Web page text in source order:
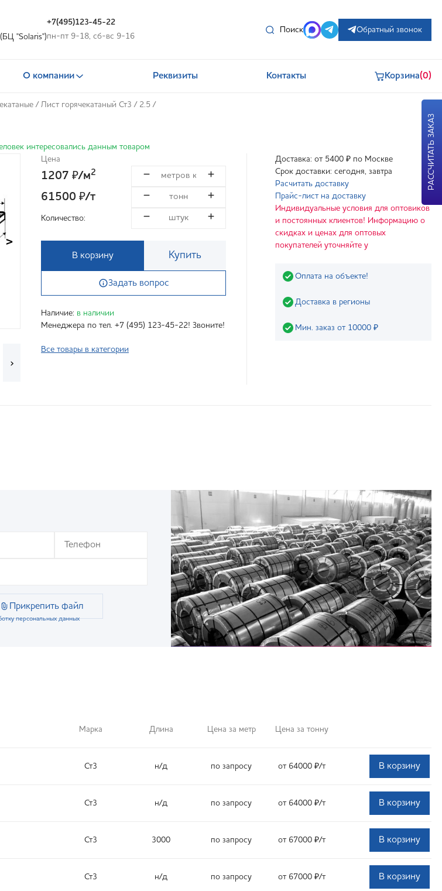
"Solaris")
+7(495)123-45-22
пн-пт 9-18, сб-вс 9-16
Поиск Обратный звонок
О компании Реквизиты Контакты Корзина(0)
/ Лист горячекатаный Ст3 / 2.5 /
интересовались данным товаром
>
›
Цена
1207 ₽/м2
61500 ₽/т
Количество:
В корзину Купить
Задать вопрос
Наличие: в наличии
Менеджера по тел. +7 (495) 123-45-22! Звоните!
Все товары в категории
Доставка: от 5400 ₽ по Москве
Срок доставки: сегодня, завтра
Расчитать доставку
Прайс-лист на доставку
Индивидуальные условия для оптовиков
и постоянных клиентов! Информацию о
скидках и ценах для оптовых
покупателей уточняйте у
Оплата на объекте!
Доставка в регионы
Мин. заказ от 10000 ₽
Прикрепить файл
персональных данных
Марка Длина Цена за метр Цена за тонну
Ст3 н/д по запросу от 64000 ₽/т В корзину
Ст3 н/д по запросу от 64000 ₽/т В корзину
Ст3 3000 по запросу от 67000 ₽/т В корзину
Ст3 н/д по запросу от 67000 ₽/т В корзину
РАССЧИТАТЬ ЗАКАЗ